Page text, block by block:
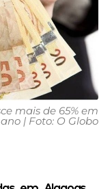
mais de 65% em
| Foto: O Globo